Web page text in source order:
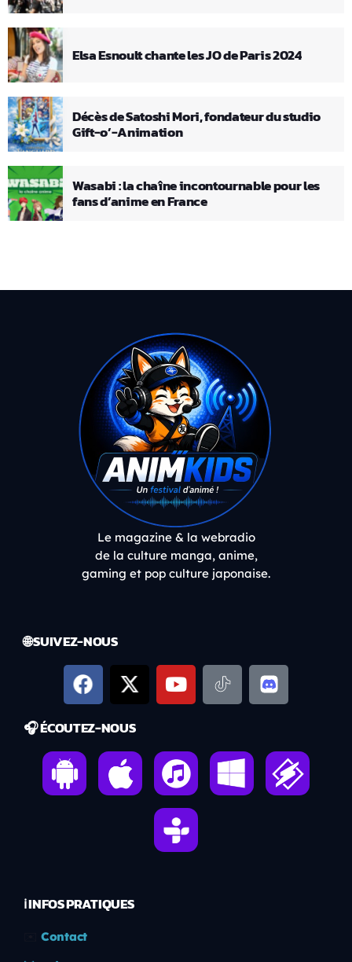
Elsa Esnoult chante les JO de Paris 2024
Décès de Satoshi Mori, fondateur du studio
Gift-o’-Animation
Wasabi : la chaîne incontournable pour les
fans d’anime en France
Le magazine & la webradio
de la culture manga, anime,
gaming et pop culture japonaise.
🌐 SUIVEZ-NOUS
🎧 ÉCOUTEZ-NOUS
ℹ️ INFOS PRATIQUES
Contact